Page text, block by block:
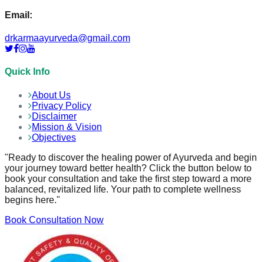
Email:
drkarmaayurveda@gmail.com
Quick Info
About Us
Privacy Policy
Disclaimer
Mission & Vision
Objectives
"Ready to discover the healing power of Ayurveda and begin
your journey toward better health? Click the button below to
book your consultation and take the first step toward a more
balanced, revitalized life. Your path to complete wellness
begins here."
Book Consultation Now